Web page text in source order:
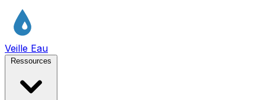
Veille Eau
Ressources